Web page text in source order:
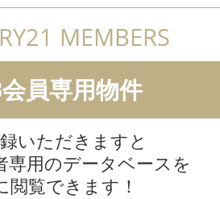
MEMBERS
員専用物件
いただきますと
専用のデータベースを
閲覧できます！